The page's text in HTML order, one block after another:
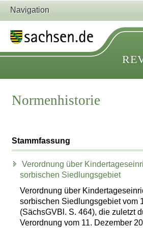
Navigation
Normenhistorie
Stammfassung
Verordnung über
sorbischen Siedlungsgebiet
Verordnung über
sorbischen Siedlungsgebiet vom
(SächsGVBl. S. 464), die zuletzt
Verordnung vom 11. Dezember